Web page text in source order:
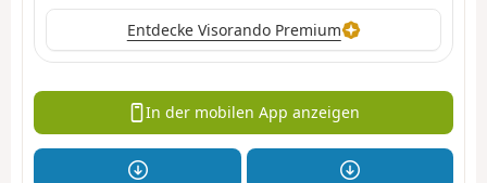
Entdecke Visorando Premium
In der mobilen App anzeigen